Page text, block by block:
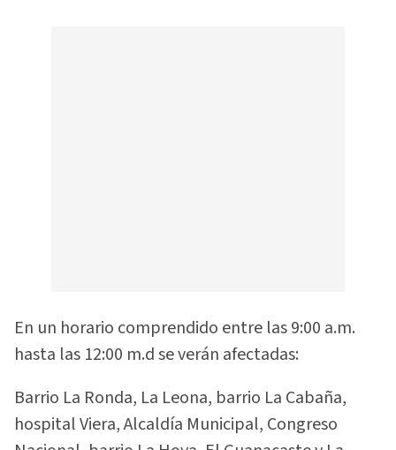
En un horario comprendido entre las 9:00 a.m.
hasta las 12:00 m.d se verán afectadas:
Barrio La Ronda, La Leona, barrio La Cabaña,
hospital Viera, Alcaldía Municipal, Congreso